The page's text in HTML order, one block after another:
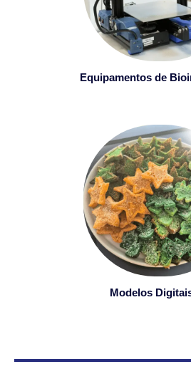
Equipamentos de
Modelos